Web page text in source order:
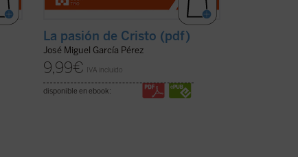
La pasión de Cristo (pdf)
José Miguel García Pérez
9,99€ IVA incluido
disponible en ebook: